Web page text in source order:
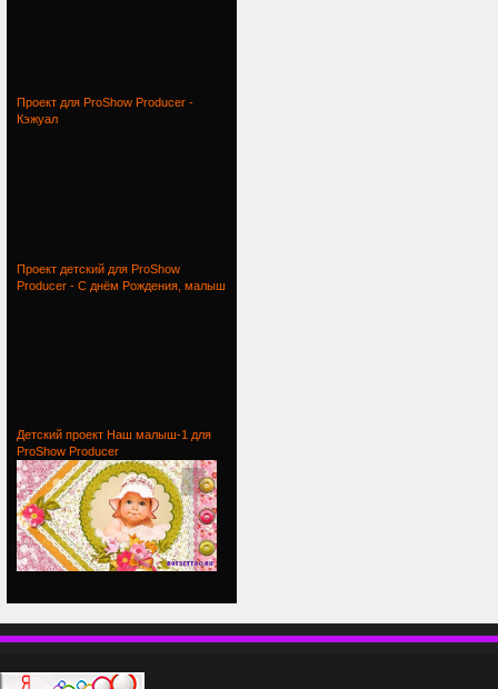
Проект для ProShow Producer -
Кэжуал
Проект детский для ProShow
Producer - С днём Рождения, малыш
Детский проект Наш малыш-1 для
ProShow Producer